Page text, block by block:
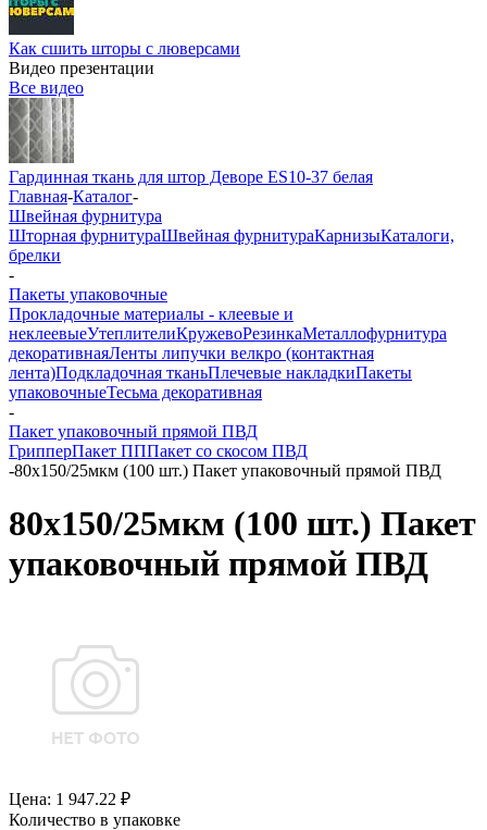
Как сшить шторы с люверсами
Видео презентации
Все видео
Гардинная ткань для штор Деворе ES10-37 белая
Главная-Каталог-
Швейная фурнитура
Шторная фурнитураШвейная фурнитураКарнизыКаталоги,
брелки
-
Пакеты упаковочные
Прокладочные материалы - клеевые и
неклеевыеУтеплителиКружевоРезинкаМеталлофурнитура
декоративнаяЛенты липучки велкро (контактная
лента)Подкладочная тканьПлечевые накладкиПакеты
упаковочныеТесьма декоративная
-
Пакет упаковочный прямой ПВД
ГрипперПакет ПППакет со скосом ПВД
-80x150/25мкм (100 шт.) Пакет упаковочный прямой ПВД
80x150/25мкм (100 шт.) Пакет
упаковочный прямой ПВД
Цена: 1 947.22 ₽
Количество в упаковке